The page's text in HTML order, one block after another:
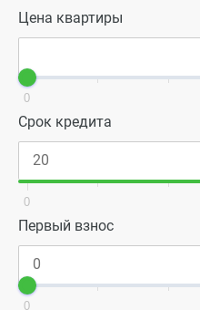
Цена квартиры
0
Срок кредита
0
Первый взнос
0